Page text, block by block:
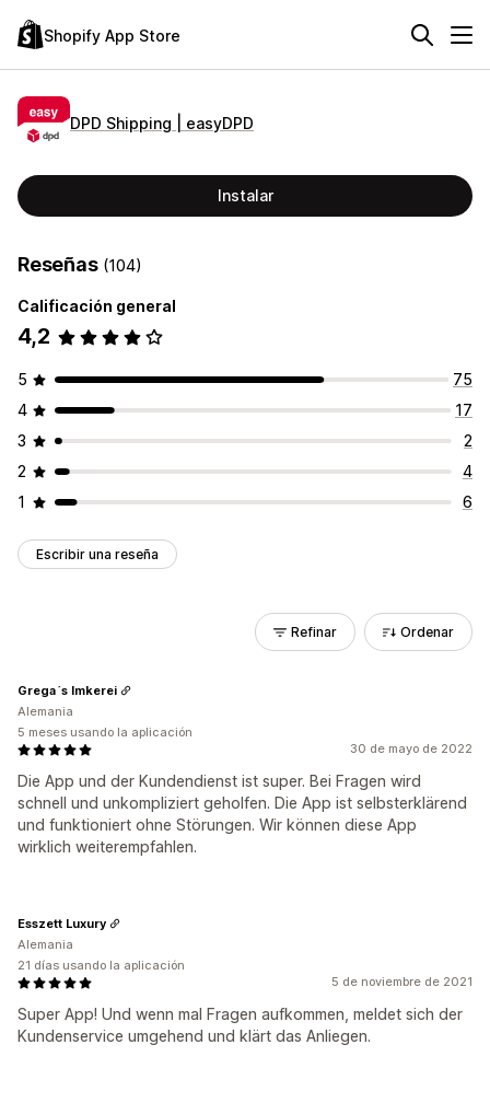
Shopify App Store
DPD Shipping | easyDPD
Instalar
Reseñas (104)
Calificación general
4,2
5
75
4
17
3
2
2
4
1
6
Escribir una reseña
Refinar Ordenar
30 de mayo de 2022
Die App und der Kundendienst ist super. Bei Fragen wird
schnell und unkompliziert geholfen. Die App ist selbsterklärend
und funktioniert ohne Störungen. Wir können diese App
wirklich weiterempfahlen.
Grega´s Imkerei
Alemania
5 meses usando la aplicación
5 de noviembre de 2021
Super App! Und wenn mal Fragen aufkommen, meldet sich der
Kundenservice umgehend und klärt das Anliegen.
Esszett Luxury
Alemania
21 días usando la aplicación